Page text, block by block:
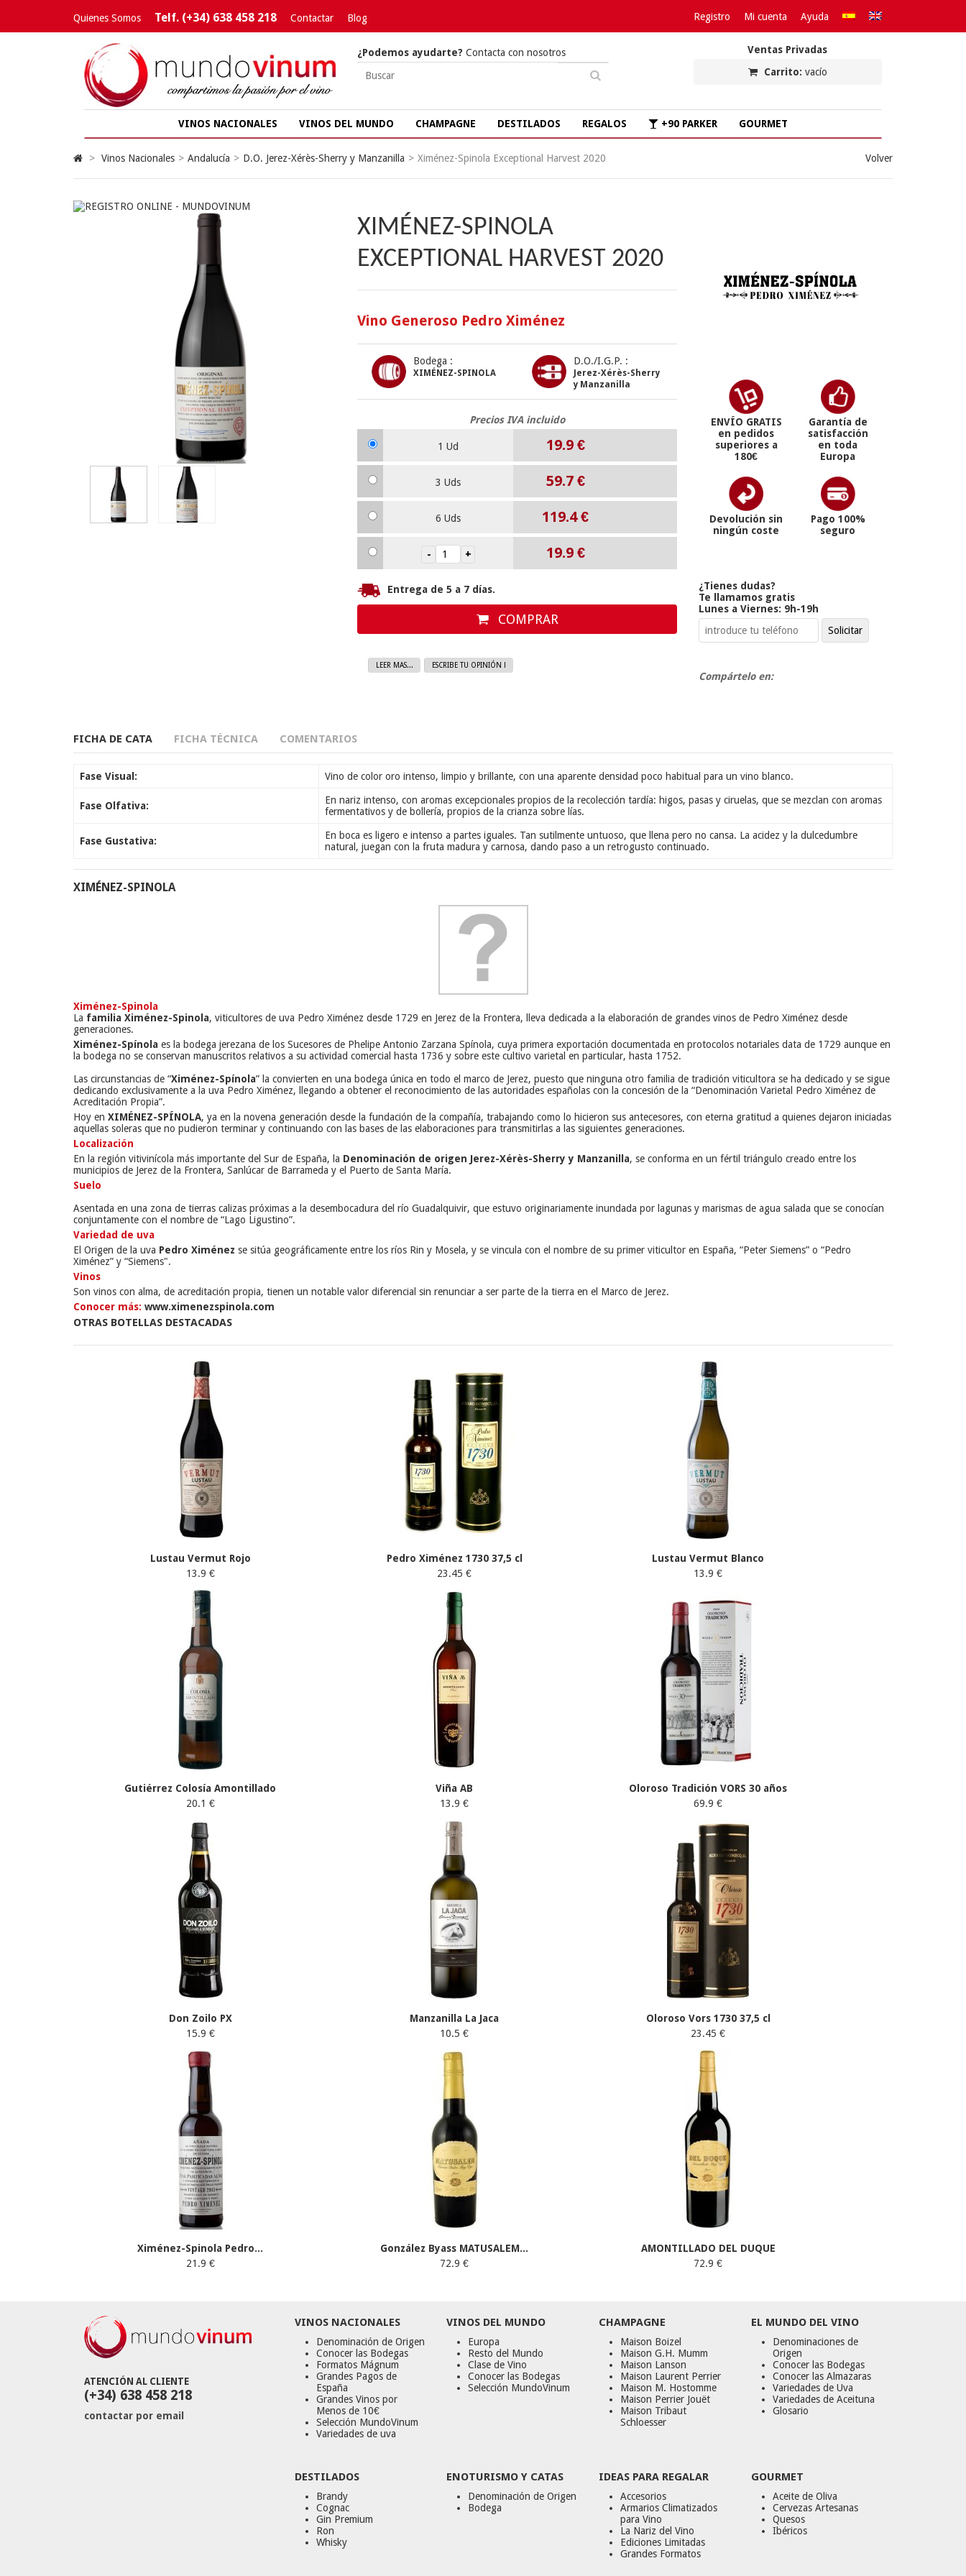
Quienes Somos Telf. (+34) 638 458 218 Contactar Blog Registro Mi cuenta Ayuda
Ventas Privadas
Carrito: vacío
¿Podemos ayudarte? Contacta con nosotros
VINOS NACIONALES VINOS DEL MUNDO CHAMPAGNE DESTILADOS REGALOS +90 PARKER GOURMET
> Vinos Nacionales > Andalucía > D.O. Jerez-Xérès-Sherry y Manzanilla > Ximénez-Spinola Exceptional Harvest 2020 Volver
XIMÉNEZ-SPINOLA
EXCEPTIONAL HARVEST 2020
Vino Generoso Pedro Ximénez
Bodega :
XIMÉNEZ-SPINOLA
D.O./I.G.P. :
Jerez-Xérès-Sherry
y Manzanilla
Precios IVA incluido
1 Ud 19.9 €
3 Uds 59.7 €
6 Uds 119.4€
19.9 €
Entrega de 5 a 7 días.
COMPRAR
LEER MAS... ESCRIBE TU OPINIÓN !
ENVÍO GRATIS
en pedidos
superiores a
180€
Garantía de
satisfacción
en toda
Europa
Devolución sin
ningún coste
Pago 100%
seguro
¿Tienes dudas?
Te llamamos gratis
Lunes a Viernes: 9h-19h
Compártelo en:
FICHA DE CATA FICHA TÉCNICA COMENTARIOS
Fase Visual: Vino de color oro intenso, limpio y brillante, con una aparente densidad poco habitual para un vino blanco.
Fase Olfativa:
En nariz intenso, con aromas excepcionales propios de la recolección tardía: higos, pasas y ciruelas, que se mezclan con aromas
fermentativos y de bollería, propios de la crianza sobre lías.
Fase Gustativa:
En boca es ligero e intenso a partes iguales. Tan sutilmente untuoso, que llena pero no cansa. La acidez y la dulcedumbre
natural, juegan con la fruta madura y carnosa, dando paso a un retrogusto continuado.
XIMÉNEZ-SPINOLA
Ximénez-Spinola
La familia Ximénez-Spinola, viticultores de uva Pedro Ximénez desde 1729 en Jerez de la Frontera, lleva dedicada a la elaboración de grandes vinos de Pedro Ximénez desde
generaciones.
Ximénez-Spínola es la bodega jerezana de los Sucesores de Phelipe Antonio Zarzana Spínola, cuya primera exportación documentada en protocolos notariales data de 1729 aunque en
la bodega no se conservan manuscritos relativos a su actividad comercial hasta 1736 y sobre este cultivo varietal en particular, hasta 1752.
Las circunstancias de “Ximénez-Spínola” la convierten en una bodega única en todo el marco de Jerez, puesto que ninguna otro familia de tradición viticultora se ha dedicado y se sigue
dedicando exclusivamente a la uva Pedro Ximénez, llegando a obtener el reconocimiento de las autoridades españolas con la concesión de la “Denominación Varietal Pedro Ximénez de
Acreditación Propia”.
Hoy en XIMÉNEZ-SPÍNOLA, ya en la novena generación desde la fundación de la compañía, trabajando como lo hicieron sus antecesores, con eterna gratitud a quienes dejaron iniciadas
aquellas soleras que no pudieron terminar y continuando con las bases de las elaboraciones para transmitirlas a las siguientes generaciones.
Localización
En la región vitivinícola más importante del Sur de España, la Denominación de origen Jerez-Xérès-Sherry y Manzanilla, se conforma en un fértil triángulo creado entre los
municipios de Jerez de la Frontera, Sanlúcar de Barrameda y el Puerto de Santa María.
Suelo
Asentada en una zona de tierras calizas próximas a la desembocadura del río Guadalquivir, que estuvo originariamente inundada por lagunas y marismas de agua salada que se conocían
conjuntamente con el nombre de “Lago Ligustino”.
Variedad de uva
El Origen de la uva Pedro Ximénez se sitúa geográficamente entre los ríos Rin y Mosela, y se vincula con el nombre de su primer viticultor en España, “Peter Siemens” o “Pedro
Ximénez” y “Siemens".
Vinos
Son vinos con alma, de acreditación propia, tienen un notable valor diferencial sin renunciar a ser parte de la tierra en el Marco de Jerez.
Conocer más: www.ximenezspinola.com
OTRAS BOTELLAS DESTACADAS
Lustau Vermut Rojo
13.9 €
Pedro Ximénez 1730 37,5 cl
23.45 €
Lustau Vermut Blanco
13.9 €
Gutiérrez Colosía Amontillado
20.1 €
Viña AB
13.9 €
Oloroso Tradición VORS 30 años
69.9 €
Don Zoilo PX
15.9 €
Manzanilla La Jaca
10.5 €
Oloroso Vors 1730 37,5 cl
23.45 €
Ximénez-Spinola Pedro...
21.9 €
González Byass MATUSALEM...
72.9 €
AMONTILLADO DEL DUQUE
72.9 €
ATENCIÓN AL CLIENTE
(+34) 638 458 218
contactar por email
VINOS NACIONALES
Denominación de Origen
Conocer las Bodegas
Formatos Mágnum
Grandes Pagos de
España
Grandes Vinos por
Menos de 10€
Selección MundoVinum
Variedades de uva
VINOS DEL MUNDO
Europa
Resto del Mundo
Clase de Vino
Conocer las Bodegas
Selección MundoVinum
CHAMPAGNE
Maison Boizel
Maison G.H. Mumm
Maison Lanson
Maison Laurent Perrier
Maison M. Hostomme
Maison Perrier Jouët
Maison Tribaut
Schloesser
EL MUNDO DEL VINO
Denominaciones de
Origen
Conocer las Bodegas
Conocer las Almazaras
Variedades de Uva
Variedades de Aceituna
Glosario
DESTILADOS
Brandy
Cognac
Gin Premium
Ron
Whisky
ENOTURISMO Y CATAS
Denominación de Origen
Bodega
IDEAS PARA REGALAR
Accesorios
Armarios Climatizados
para Vino
La Nariz del Vino
Ediciones Limitadas
Grandes Formatos
GOURMET
Aceite de Oliva
Cervezas Artesanas
Quesos
Ibéricos